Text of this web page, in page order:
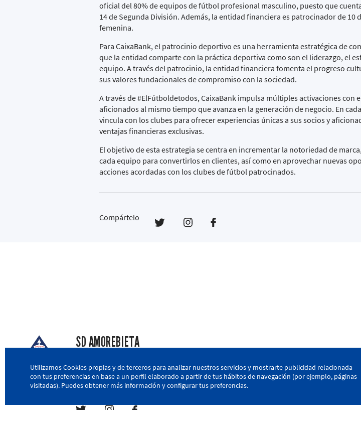
oficial del 80% de equipos de fútbol profesional masculino, puesto que
14 de Segunda División. Además, la entidad financiera es patrocinador de 10
femenina.
Para CaixaBank, el patrocinio deportivo es una herramienta estratégica de
que la entidad comparte con la práctica deportiva como son el liderazgo, el
equipo. A través del patrocinio, la entidad financiera fomenta el progreso
sus valores fundacionales de compromiso con la sociedad.
A través de#ElFútboldetodos, CaixaBank impulsa múltiples activaciones con
aficionados al mismo tiempo que avanza en la generación de negocio. En
vincula con los clubes para ofrecer experiencias únicas a sus socios y
ventajas financieras exclusivas.
El objetivo de esta estrategia se centra en incrementar la notoriedad de
cada equipo para convertirlos en clientes, así como en aprovechar nuevas
acciones acordadas con los clubes de fútbol patrocinados.
Compártelo
SD AMOREBIETA
946 604 751 | sda@sdamorebieta.eus
Utilizamos Cookies propias y de terceros para analizar nuestros servicios y mostrarte publicidad relacionada
con tus preferencias en base a un perfil elaborado a partir de tus hábitos de navegación (por ejemplo, páginas
visitadas). Puedes obtener más información y configurar tus preferencias.